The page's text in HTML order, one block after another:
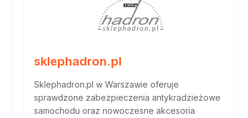
sklephadron.pl
Sklephadron.pl w Warszawie oferuje
sprawdzone zabezpieczenia antykradzieżowe
samochodu oraz nowoczesne akcesoria